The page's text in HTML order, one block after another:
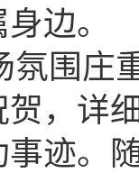
边。
氛围庄
贺，详
迹。